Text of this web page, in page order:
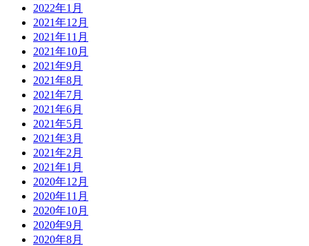
2022年1月
2021年12月
2021年11月
2021年10月
2021年9月
2021年8月
2021年7月
2021年6月
2021年5月
2021年3月
2021年2月
2021年1月
2020年12月
2020年11月
2020年10月
2020年9月
2020年8月